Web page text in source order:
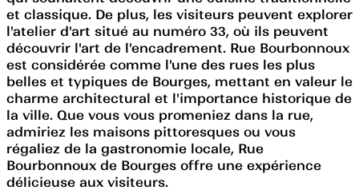
et classique. De plus, les visiteurs peuvent explorer
l'atelier d'art situé au numéro 33, où ils peuvent
découvrir l'art de l'encadrement. Rue Bourbonnoux
est considérée comme l'une des rues les plus
belles et typiques de Bourges, mettant en valeur le
charme architectural et l'importance historique de
la ville. Que vous vous promeniez dans la rue,
admiriez les maisons pittoresques ou vous
régaliez de la gastronomie locale, Rue
Bourbonnoux de Bourges offre une expérience
délicieuse aux visiteurs.